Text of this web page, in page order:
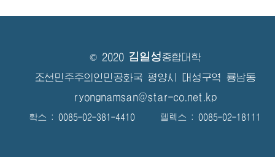
© 2020 김일성종합대학
조선민주주의인민공화국 평양시 대성구역 룡남동
ryongnamsan@star-co.net.kp
확스 : 0085-02-381-4410 텔렉스 : 0085-02-18111